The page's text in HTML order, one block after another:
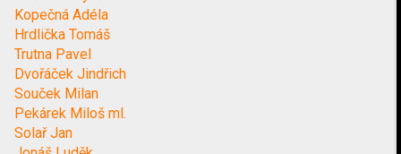
Kopečná Adéla
Hrdlička Tomáš
Trutna Pavel
Dvořáček Jindřich
Souček Milan
Pekárek Miloš ml.
Solař Jan